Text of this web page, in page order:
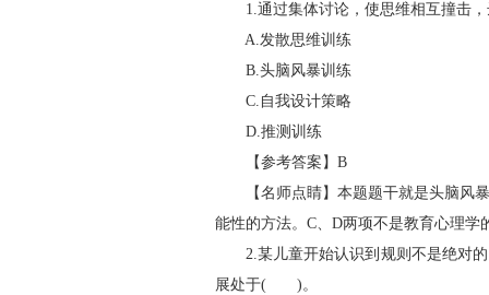
1.通过集体讨论，使思维相互撞击
A.发散思维训练
B.头脑风暴训练
C.自我设计策略
D.推测训练
【参考答案】B
【名师点睛】本题题干就是头脑风暴
能性的方法。C、D两项不是教育心理学
2.某儿童开始认识到规则不是绝对的
展处于( )。